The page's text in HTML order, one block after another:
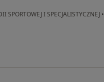
SPORTOWEJ I SPECJALISTYCZNEJ •
Wnuk